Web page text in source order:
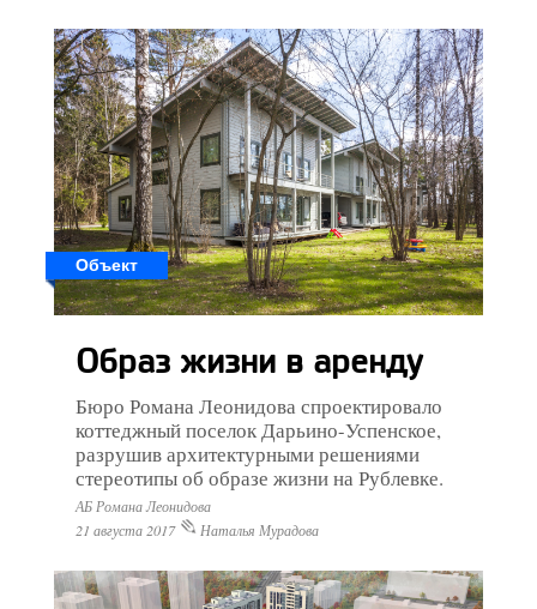
Объект
Образ жизни в аренду
Бюро Романа Леонидова спроектировало
коттеджный поселок Дарьино-Успенское,
разрушив архитектурными решениями
стереотипы об образе жизни на Рублевке.
АБ Романа Леонидова
21 августа 2017
Наталья Мурадова